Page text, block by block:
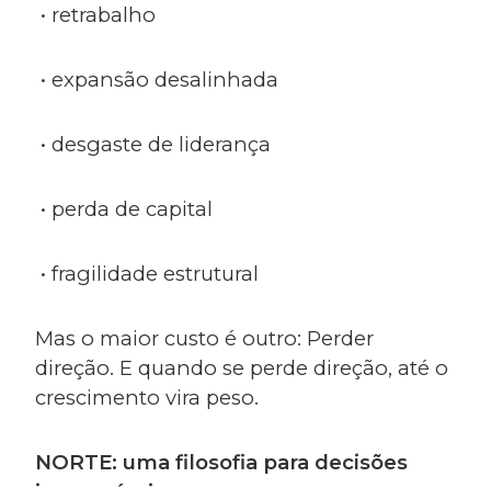
• retrabalho
• expansão desalinhada
• desgaste de liderança
• perda de capital
• fragilidade estrutural
Mas o maior custo é outro: Perder
direção. E quando se perde direção, até o
crescimento vira peso.
NORTE: uma filosofia para decisões